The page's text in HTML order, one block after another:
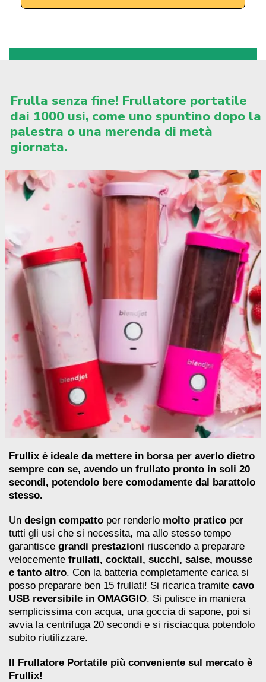
Frulla senza fine! Frullatore portatile
dai 1000 usi, come uno spuntino dopo la
palestra o una merenda di metà
giornata.
Frullix è ideale da mettere in borsa per averlo dietro
sempre con se, avendo un frullato pronto in soli 20
secondi, potendolo bere comodamente dal barattolo
stesso.
Un design compatto per renderlo molto pratico per
tutti gli usi che si necessita, ma allo stesso tempo
garantisce grandi prestazioni riuscendo a preparare
velocemente frullati, cocktail, succhi, salse, mousse
e tanto altro. Con la batteria completamente carica si
posso preparare ben 15 frullati! Si ricarica tramite cavo
USB reversibile in OMAGGIO. Si pulisce in maniera
semplicissima con acqua, una goccia di sapone, poi si
avvia la centrifuga 20 secondi e si risciacqua potendolo
subito riutilizzare.
Il Frullatore Portatile più conveniente sul mercato è
Frullix!